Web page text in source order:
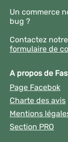
Un commerce
bug ?
Contactez
formulaire de
A propos de
Page Facebok
Charte des avis
Mentions
Section PRO